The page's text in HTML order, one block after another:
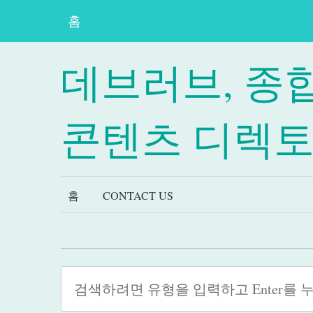
홈
데브러브, 종
콘텐츠 디렉
홈 CONTACT US